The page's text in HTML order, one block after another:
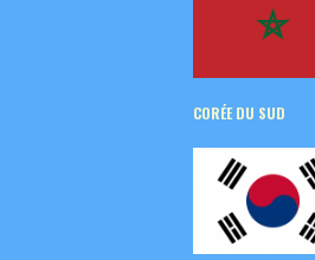
CORÉEDU SUD